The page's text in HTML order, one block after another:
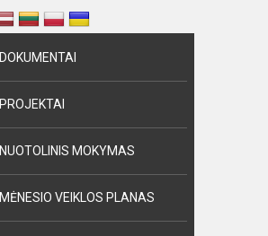
DOKUMENTAI
PROJEKTAI
NUOTOLINIS MOKYMAS
MĖNESIO VEIKLOS PLANAS